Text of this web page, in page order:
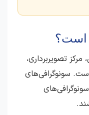
است؟
تصویربرداری،
سونوگرافی‌های